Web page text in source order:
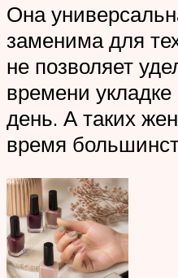
Она
заменима для
не позволяет
времени
день. А таких
время